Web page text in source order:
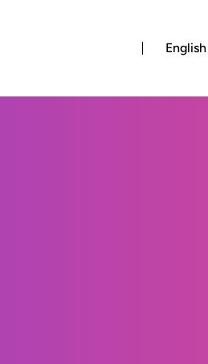
English